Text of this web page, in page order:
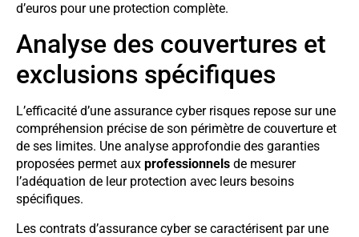
d’euros pour une protection complète.
Analyse des couvertures et
exclusions spécifiques
L’efficacité d’une assurance cyber risques repose sur une
compréhension précise de son périmètre de couverture et
de ses limites. Une analyse approfondie des garanties
proposées permet aux professionnels de mesurer
l’adéquation de leur protection avec leurs besoins
spécifiques.
Les contrats d’assurance cyber se caractérisent par une